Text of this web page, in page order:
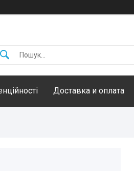
Доставка и оплата